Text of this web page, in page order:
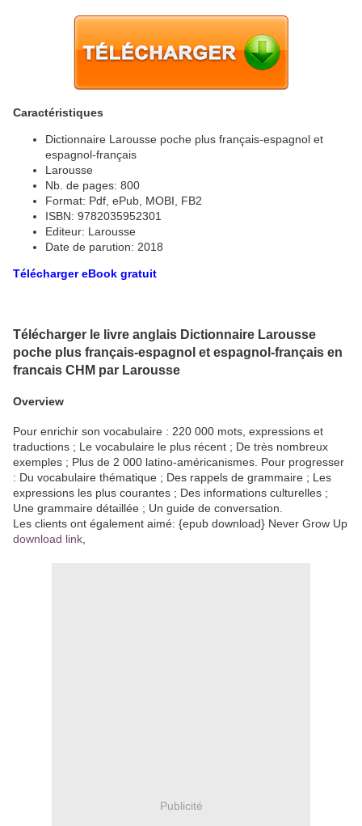
Caractéristiques
Dictionnaire Larousse poche plus français-espagnol et
espagnol-français
Larousse
Nb. de pages: 800
Format: Pdf, ePub, MOBI, FB2
ISBN: 9782035952301
Editeur: Larousse
Date de parution: 2018
Télécharger eBook gratuit
Télécharger le livre anglais Dictionnaire Larousse
poche plus français-espagnol et espagnol-français en
francais CHM par Larousse
Overview
Pour enrichir son vocabulaire : 220 000 mots, expressions et
traductions ; Le vocabulaire le plus récent ; De très nombreux
exemples ; Plus de 2 000 latino-américanismes. Pour progresser
: Du vocabulaire thématique ; Des rappels de grammaire ; Les
expressions les plus courantes ; Des informations culturelles ;
Une grammaire détaillée ; Un guide de conversation.
Les clients ont également aimé: {epub download} Never Grow Up
download link,
Publicité